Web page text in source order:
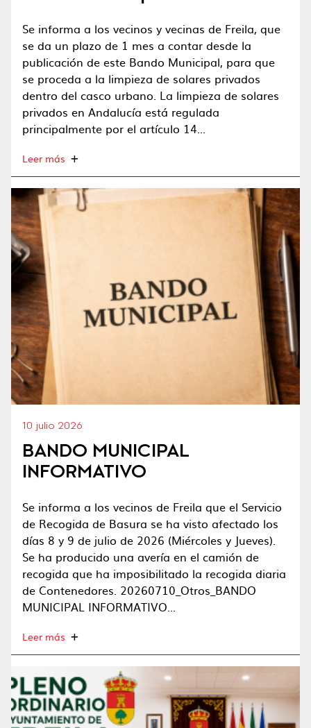
Se informa a los vecinos y vecinas de Freila, que
se da un plazo de 1 mes a contar desde la
publicación de este Bando Municipal, para que
se proceda a la limpieza de solares privados
dentro del casco urbano. La limpieza de solares
privados en Andalucía está regulada
principalmente por el artículo 14...
Leer más
10 julio 2026
BANDO MUNICIPAL
INFORMATIVO
Se informa a los vecinos de Freila que el Servicio
de Recogida de Basura se ha visto afectado los
días 8 y 9 de julio de 2026 (Miércoles y Jueves).
Se ha producido una avería en el camión de
recogida que ha imposibilitado la recogida diaria
de Contenedores. 20260710_Otros_BANDO
MUNICIPAL INFORMATIVO...
Leer más